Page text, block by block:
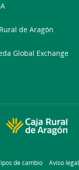
de Aragón
Global Exchange
de cambio Aviso legal